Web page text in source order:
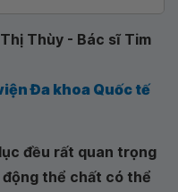
Thùy - Bác sĩ Tim
Đa khoa Quốc tế
đều rất quan trọng
động thể chất có thể